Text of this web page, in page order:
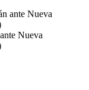
Nueva